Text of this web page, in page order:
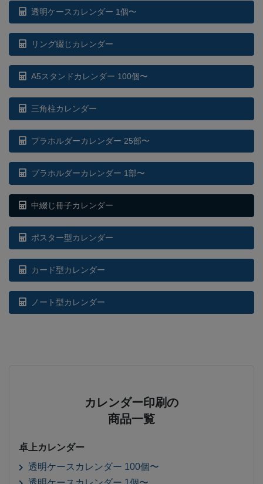
透明ケースカレンダー 1個〜
リング綴じカレンダー
A5スタンドカレンダー 100個〜
三角柱カレンダー
プラホルダーカレンダー 25部〜
プラホルダーカレンダー 1部〜
中綴じ冊子カレンダー
ポスター型カレンダー
カード型カレンダー
ノート型カレンダー
カレンダー印刷の
商品一覧
卓上カレンダー
透明ケースカレンダー 100個〜